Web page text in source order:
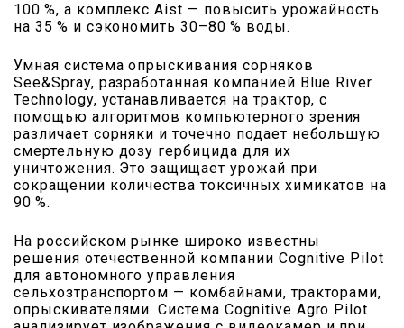
100 %, а комплекс Aist — повысить урожайность
на 35 % и сэкономить 30–80 % воды.
Умная система опрыскивания сорняков
See&Spray, разработанная компанией Blue River
Technology, устанавливается на трактор, с
помощью алгоритмов компьютерного зрения
различает сорняки и точечно подает небольшую
смертельную дозу гербицида для их
уничтожения. Это защищает урожай при
сокращении количества токсичных химикатов на
90 %.
На российском рынке широко известны
решения отечественной компании Cognitive Pilot
для автономного управления
сельхозтранспортом — комбайнами, тракторами,
опрыскивателями. Система Cognitive Agro Pilot